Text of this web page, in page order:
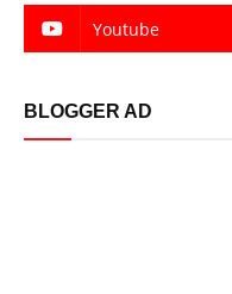
Youtube
BLOGGER AD